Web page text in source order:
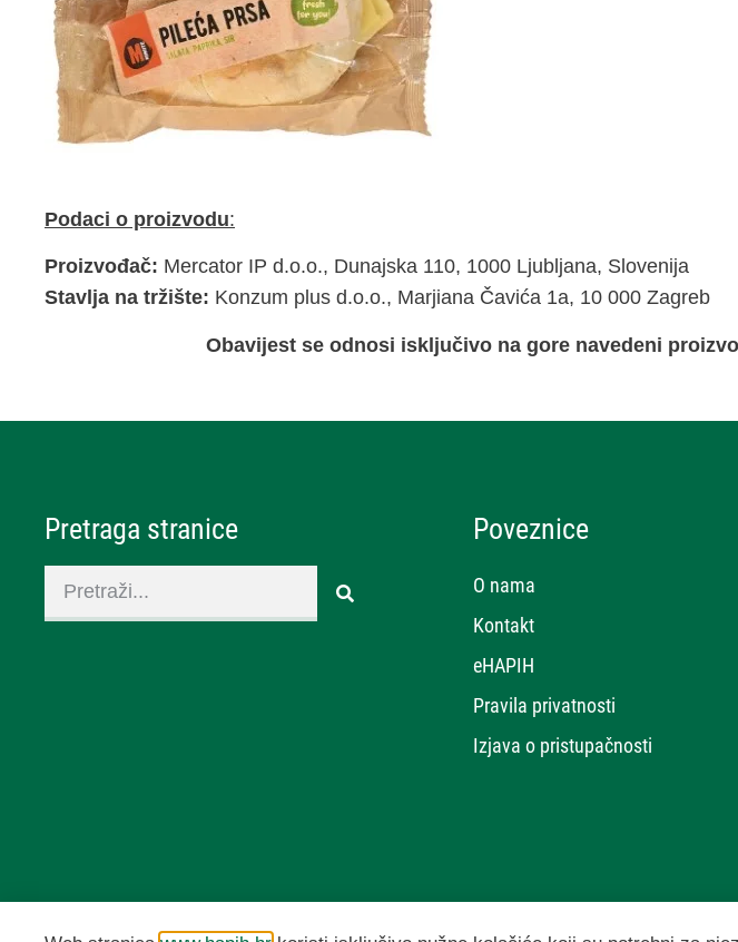
Podaci o proizvodu:
Proizvođač: Mercator IP d.o.o., Dunajska 110, 1000 Ljubljana, Slovenija
Stavlja na tržište: Konzum plus d.o.o., Marjiana Čavića 1a, 10 000 Zagreb
Obavijest se odnosi isključivo na gore navedeni
Pretraga stranice Poveznice
O nama
Kontakt
eHAPIH
Pravila privatnosti
Izjava o pristupačnosti